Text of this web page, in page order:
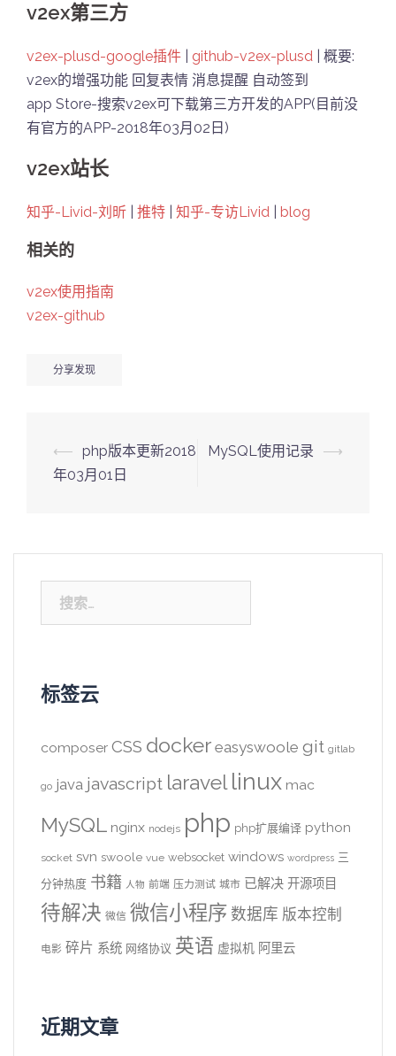
v2ex第三方
v2ex-plusd-google插件 github-v2ex-plusd | 概要:
v2ex的增强功能 回复表情 消息提醒 自动签到
app Store-搜索v2ex可下载第三方开发的APP(目前没
有官方的APP-2018年03月02日)
v2ex站长
知乎-Livid-刘昕 推特 知乎-专访Livid blog
相关的
v2ex使用指南
v2ex-github
分享发现
Post
navigation
⟵ php版本更新2018
年03月01日
MySQL使用记录 ⟶
索：
标签云
composer CSS docker easyswoole git gitlab
go java javascript laravel linux mac
MySQL nginx nodejs php php扩展编译 python
socket svn swoole vue websocket windows wordpress 三
分钟热度 书籍 人物 前端 压力测试 城市 已解决 开源项目
待解决 微信 微信小程序 数据库 版本控制
电影 碎片 系统 网络协议 英语 虚拟机 阿里云
近期文章